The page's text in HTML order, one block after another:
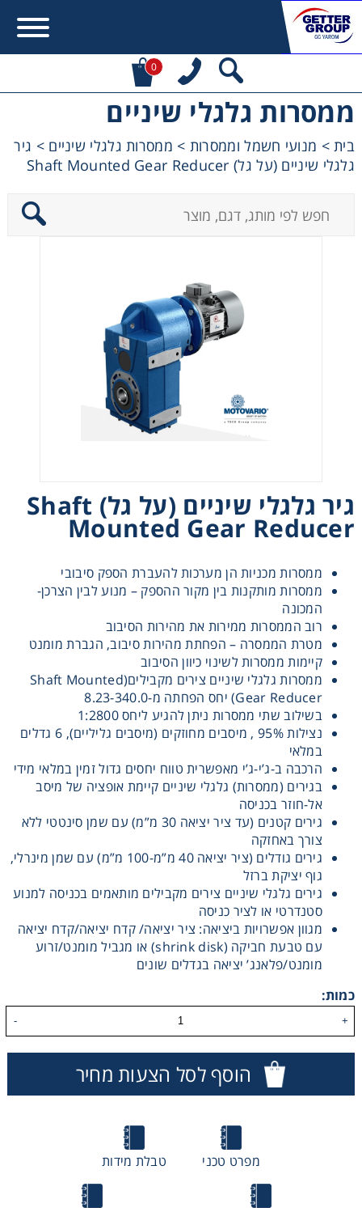
0
ממסרות גלגלי שיניים
בית> מנועי חשמל וממסרות > ממסרות גלגלי שיניים > גיר
גלגלי שיניים (על גל) Shaft Mounted Gear Reducer
גיר גלגלי שיניים (על גל) Shaft
Mounted Gear Reducer
ממסרות מכניות הן מערכות להעברת הספק סיבובי
ממסרות מותקנות בין מקור ההספק – מנוע לבין הצרכן-
המכונה
רוב הממסרות ממירות את מהירות הסיבוב
מטרת הממסרה – הפחתת מהירות סיבוב, הגברת מומנט
קיימות ממסרות לשינוי כיוון הסיבוב
ממסרות גלגלי שיניים צירים מקבילים(Shaft Mounted
Gear Reducer) יחס הפחתה מ-8.23-340.0
בשילוב שתי ממסרות ניתן להגיע ליחס 1:2800
נצילות 95% , מיסבים מחוזקים (מיסבים גליליים), 6 גדלים
במלאי
הרכבה ב-ג’י-ג’י מאפשרית טווח יחסים גדול זמין במלאי מידי
בגירים (ממסרות) גלגלי שיניים קיימת אופציה של מיסב
אל-חוזר בכניסה
גירים קטנים (עד ציר יציאה 30 מ”מ) עם שמן סינטטי ללא
צורך באחזקה
גירים גודלים (ציר יציאה 40 מ”מ-100 מ”מ) עם שמן מינרלי,
גוף יציקת ברזל
גירים גלגלי שיניים צירים מקבילים מותאמים בכניסה למנוע
סטנדרטי או לציר כניסה
מגוון אפשרויות ביציאה: ציר יציאה/ קדח יציאה/קדח יציאה
עם טבעת חביקה (shrink disk) או מגביל מומנט/זרוע
מומנט/פלאנג’ יציאה בגדלים שונים
כמות:
+
-
הוסף לסל הצעות מחיר
מפרט טכני טבלת מידות
Helical and bevel helical gear unit
Contact form not found.
מעונין לקבל הצעת מחיר או מידע עבור:
מקשרים, מצמדים ובלמים
מיסבים ובתי מיסב
שרשראות, גלגלי שרשרת וגלגלי שיניים
רצועות וי, רצועות תזמון וגלגלים
שינוע ליניארי
פיקוד ובקרה
רשתות ואביזרי מסוע